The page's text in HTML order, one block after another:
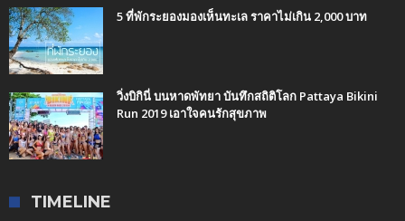
5 ที่พักระยองมองเห็นทะเล ราคาไม่เกิน 2,000 บาท
วิ่งบิกินี่ บนหาดพัทยา บันทึกสถิติโลก Pattaya Bikini
Run 2019 เอาใจคนรักสุขภาพ
TIMELINE